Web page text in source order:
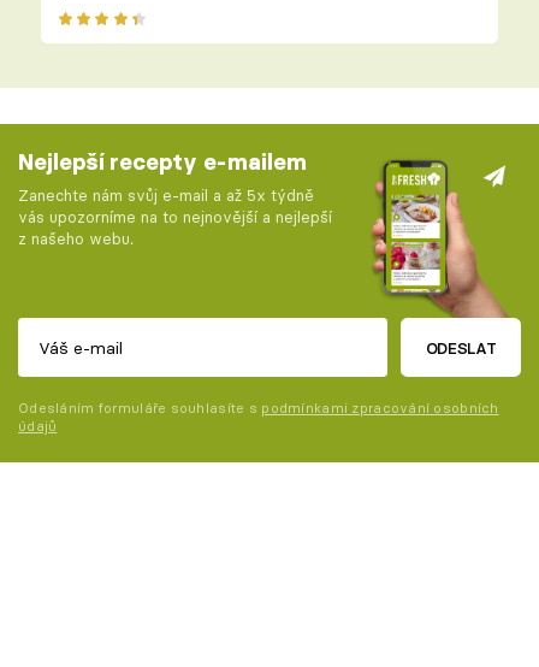
Nejlepší recepty e-mailem
Zanechte nám svůj e-mail a až 5x týdně
vás upozorníme na to nejnovější a nejlepší
z našeho webu.
ODESLAT
Odesláním formuláře souhlasíte s podmínkami zpracování osobních
údajů